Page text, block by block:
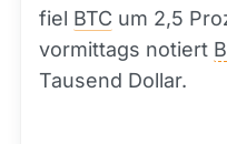
fiel BTC um 2,5
vormittags notiert
Tausend Dollar.